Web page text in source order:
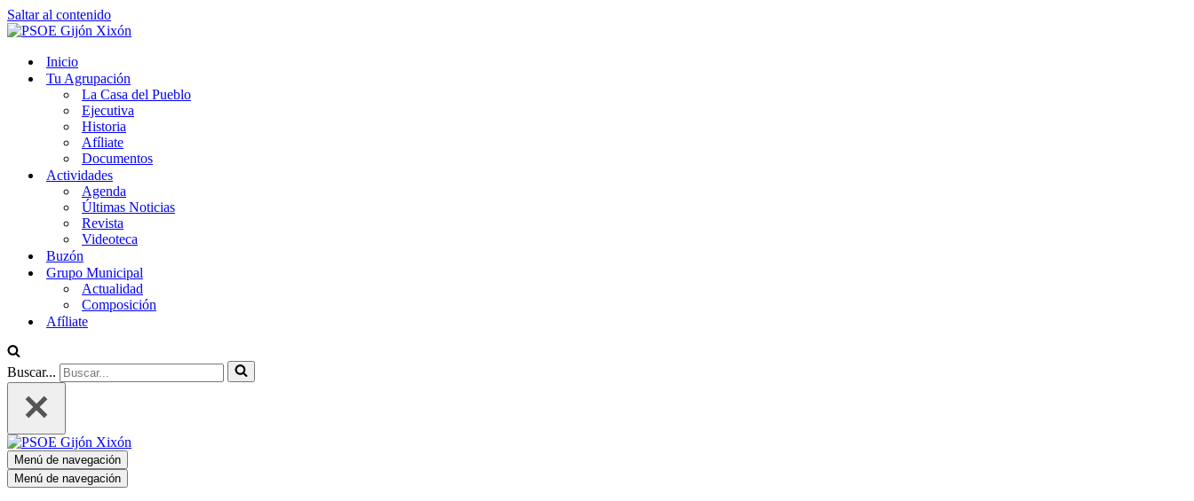
Saltar al contenido
Inicio
Tu Agrupación
La Casa del Pueblo
Ejecutiva
Historia
Afíliate
Documentos
Actividades
Agenda
Últimas Noticias
Revista
Videoteca
Buzón
Grupo Municipal
Actualidad
Composición
Afíliate
Buscar...
Menú de navegación
Menú de navegación